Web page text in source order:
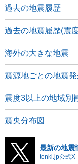
過去の地震履歴
過去の地震履歴(震
海外の大きな地震
震源地ごとの地震
震度3以上の地域別
震央分布図
最新の地震
tenki.jp公式X